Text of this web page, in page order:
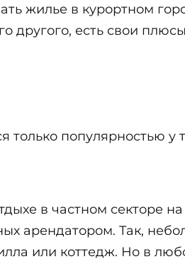
жилье в курортном
другого, есть свои
только популярностью у
в частном секторе
арендатором. Так,
или коттедж. Но в